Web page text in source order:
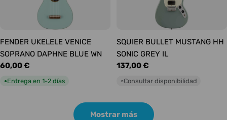
FENDER UKELELE VENICE
SOPRANO DAPHNE BLUE WN
Precio
habitual
60,00 €
●Entrega en 1-2 días
SQUIER BULLET MUSTANG HH
SONIC GREY IL
Precio
habitual
137,00 €
○Consultar disponibilidad
Mostrar más